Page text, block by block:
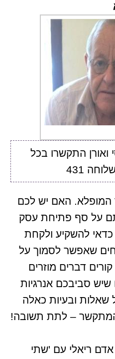
ואורן התקשרו בכל
המופלא. האם יש לכם
על סף פתיחת עסק
להשקיע ולקחת
שאפשר לסמוך על
דברים מוזרים
סביבכם אנרגיות
שאלות ובעיות כאלה
המתקשר – לתת תשובה!
אדם ריאלי עם 'שתי